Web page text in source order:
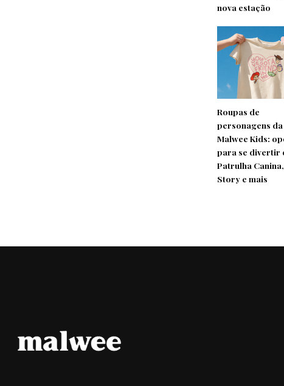
nova estação
Roupas de
personagens da
Malwee Kids:
para se divertir
Patrulha
Story e mais